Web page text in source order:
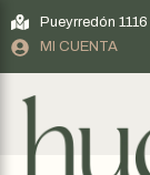
Pueyrredón 1116
MI CUENTA